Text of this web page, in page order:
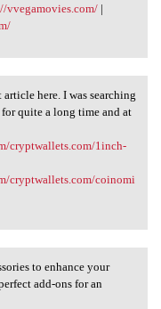
vvegamovies.com/|
here. I was searching
quite a long time and at
cryptwallets.com/1inch-
cryptwallets.com/coinomi
to enhance your
add-ons for an